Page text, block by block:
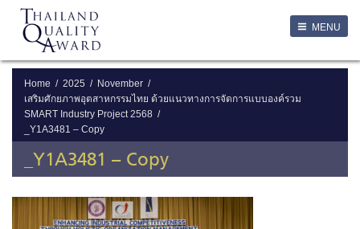
MENU
Home 2025
November
เสริมศักยภาพอุตสาหกรรมไทย ด้วยแนวทางการจัดการแบบองค์รวม
SMART Industry Project 2568
_Y1A3481 – Copy
_Y1A3481 – Copy
Username